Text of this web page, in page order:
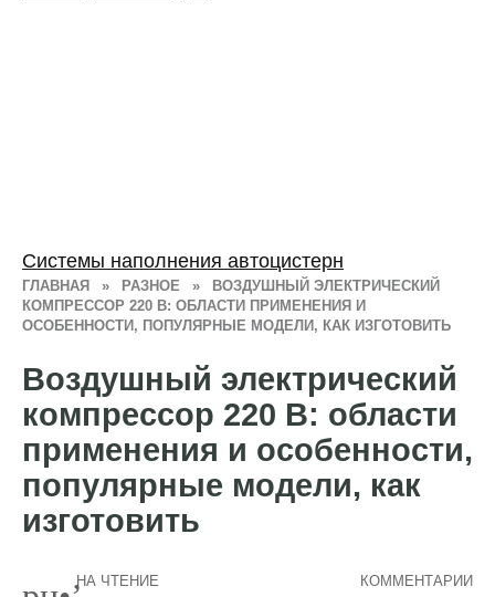
ГЛАВНАЯ » РАЗНОЕ »
ВОЗДУШНЫЙ ЭЛЕКТРИЧЕСКИЙ
КОМПРЕССОР 220 В: ОБЛАСТИ ПРИМЕНЕНИЯ И
ОСОБЕННОСТИ, ПОПУЛЯРНЫЕ МОДЕЛИ, КАК ИЗГОТОВИТЬ
Воздушный электрический
компрессор 220 В: области
применения и особенности,
популярные модели, как
изготовить
НА ЧТЕНИЕ КОММЕНТАРИИ
Системы наполнения автоцистерн